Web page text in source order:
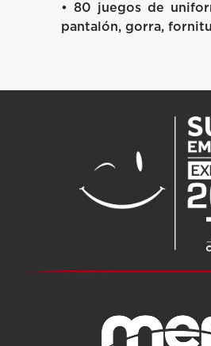
• 80 juegos de
pantalón, gorra,